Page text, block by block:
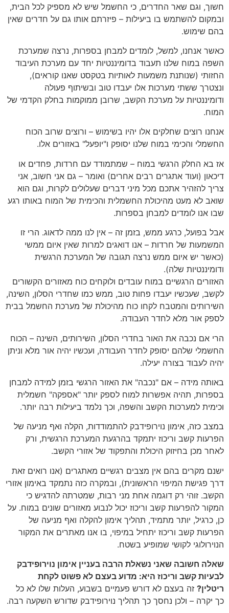
חשוך, וגם שאר החדרים, כי החשמל שיש לא מספיק לכל הבית,
ובמקום להשתמש בו ביעילות – פיזרתם אותו גם על חדרים שאין
בהם שימוש.
כאשר אנחנו, למשל, לומדים למבחן בספרות, נרצה שמערכת
השפה במוח שלנו תעבוד בדומיננטיות יחד עם מערכת העיבוד
החזותי (שנותנת משמעות לאותיות בטקסט שאנו קוראים),
ונצטרך ששתי מערכות אלו יעבדו טוב ובשיתוף פעולה
ודומיננטיות על מערכת הקשב, שרובן ממוקמות בחלק הקדמי של
המוח.
אנחנו רוצים שחלקים אלו יהיו בשימוש – ורוצים שרוב הכוח
החשמלי והכימי במוח שלנו יסופק ו"יופעל" באזורים אלו.
אז בא החלק הרגשי במוח – שמתמודד עם חרדות, פחדים או
דיכאון (ועוד אתגרים רבים אחרים) ואומר – גם אני חשוב, אני
צריך להזהיר אתכם מכל מיני דברים שעלולים לקרות, וגם הוא
שואב לא מעט מהיכולת החשמלית והכימית של המוח באותו רגע
שבו אנו לומדים למבחן בספרות.
אבל בפועל, כרגע ממש, בזמן זה – אין לנו ממה לדאוג. הרי זו
המשמעות של חרדות – אנו דואגים למרות שאין איום ממשי
(כאשר יש איום ממש נרצה תגובה של המערכת הרגשית
ודומיננטיות שלה).
האזורים הרגשיים במוח עובדים ולוקחים כוח מאזורים הקשורים
לקשב, שעכשיו יעבדו פחות טוב, ממש כמו שחדרי הסלון, השינה,
השירותים והמטבח לקחו כוח מהיכולת של מערכת החשמל בבית
לספק אור מלא לחדר העבודה.
הרי אם נכבה את האור בחדרי הסלון, השירותים, השינה – הכוח
החשמלי שלהם יסופק לחדר העבודה, ועכשיו יהיה אור מלא וניתן
יהיה לעבוד בצורה יעילה.
באותה מידה – אם "נכבה" את האזור הרגשי בזמן למידה למבחן
בספרות, תהיה אפשרות למוח לספק יותר "אספקה" חשמלית
וכימית למערכות הקשב והשפה, וכך נלמד ביעילות רבה יותר.
במצב כזה, אימון נוירופידבק להתמודדות, הקלה ואף מניעה של
הפרעות קשב וריכוז יתמקד בהרגעת המערכת הרגשית, ורק
לאחר מכן בחיזוק היכולת והתפקוד של אזורי הקשב.
ישנם מקרים בהם אין מצבים רגשיים מאתגרים (אנו רואים זאת
דרך פגישת המיפוי הראשונית), ובמקרה כזה נתמקד באימון אזורי
הקשב. זוהי רק דוגמה אחת מני רבות, שמטרתה להדגיש כי
המקור להפרעות קשב וריכוז יכול לנבוע מאזורים שונים במוח. על
כן, כרגיל, יותר מתמיד, תהליך אימון להקלה ואף מניעה של
הפרעות קשב וריכוז יתחיל במיפוי, בו אנו מאתרים את המקור
הנוירולוגי לקושי שמופיע בשטח.
שאלה חשובה שאני נשאלת הרבה בעניין אימון נוירופידבק
לבעיות קשב וריכוז היא: מדוע בעצם לא פשוט לקחת
ריטלין? זה בעצם לא דורש פעמיים בשבוע, העלות שלו לא כל
כך יקרה – ולכן נחסך כך תהליך נוירופידבק שדורש השקעה רבה.